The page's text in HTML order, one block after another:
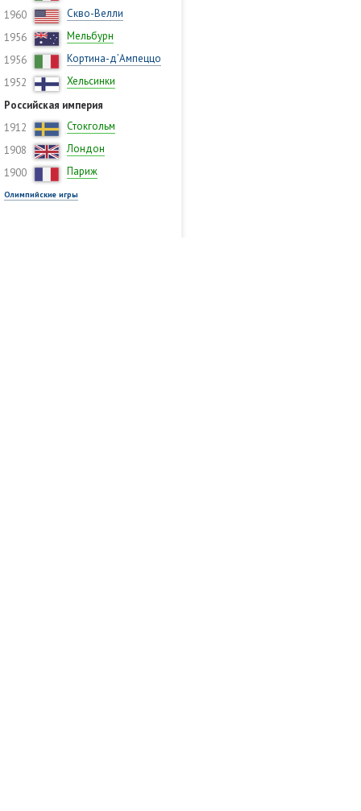
1960
Скво-Велли
1956
Мельбурн
1956
Кортина-д’Ампеццо
1952
Хельсинки
Российская империя
1912
Стокгольм
1908
Лондон
1900
Париж
Олимпийские игры